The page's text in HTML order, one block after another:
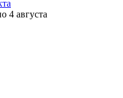
4 августа